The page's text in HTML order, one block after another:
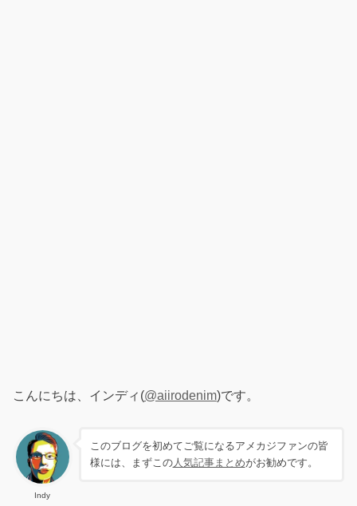
こんにちは、インディ(@aiirodenim)です。
Indy
このブログを初めてご覧になるアメカジファンの皆
様には、まずこの人気記事まとめがお勧めです。